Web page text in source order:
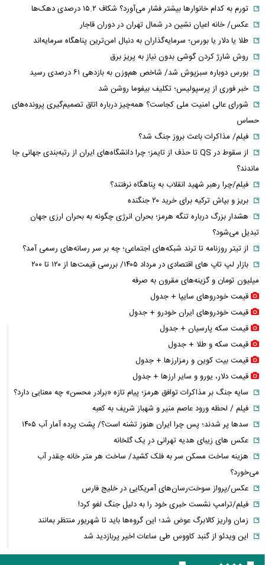
تورم به کدام خانوارها بیشتر فشار می‌آورد؟ شکاف ۱۵.۲ درصدی دهک‌ها
عکس/ خانه اعیان نشین در شمال تهران در دوران قاجار
طلا یا دلار یا بورس؛ سرمایه‌گذاران به دنبال امن‌ترین پناهگاه سرمایه‌اند
روش شارژ کردن گوشی بدون نیاز به پریز برق
بورس دوباره سبزپوش شد/ شاخص هم‌وزن به بازدهی ۶۱ درصدی رسید
خبر فوری از پرسپولیس؛ تکلیف بیفوما روشن شد
شورای عالی امنیت ملی کجاست؟ همه‌چیز درباره اتاق تصمیم‌گیری پرونده‌های
حساس
فیلم/ مذاکرات باعث بروز جنگ شد؟
از سقوط در QS تا حذف از تایمز؛ چرا دانشگاه‌های ایران از رتبه‌بندی جهانی جا
ماندند؟
فیلم/چرا رهبر شهید انقلاب به پناهگاه نرفتند؟
بریز و بپاش ترکیه برای خرید ۲۰ جنگنده
هشدار بزرگ درباره تنگه هرمز؛ بحران انرژی چگونه به بحران ارزی جهان
تبدیل می‌شود؟
از تیتر روزنامه تا ترند شبکه‌های اجتماعی؛ چه بر سر رسانه‌های رسمی آمد؟
بازار لپ‌ تاپ‌ های اقتصادی در مرداد ۱۴۰۵/ بررسی قیمت‌ها از ۱۲۰ تا ۲۰۰
میلیون تومان و گزینه‌های مقرون‌ به‌ صرفه
قیمت خودرو‌های سایپا + جدول
قیمت خودرو‌های ایران خودرو + جدول
قیمت سکه پارسیان + جدول
قیمت سکه و طلا + جدول
قیمت بیت کوین و رمزارز‌ها + جدول
قیمت دلار، یورو و سایر ارز‌ها + جدول
سایه جنگ بر مذاکرات توافق هرمز؛ پیام تازه «برادر محسن» چه معنایی دارد؟
فیلم / لحظه ورود عاصم منیر و شهباز شریف به کعبه
سدها پر شدند؛ پس چرا ایران هنوز تشنه است؟/ پشت پرده آمار آب ۱۴۰۵
عکس های زیبای هدیه تهرانی در یک گلخانه
هزینه ساخت مسکن سر به فلک کشید/ ساخت هر متر خانه چقدر آب
می‌خورد؟
عکس/پرواز سوخت‌رسان‌های آمریکایی در خلیج فارس
فیلم/ترامپ نشست خبری خود را به دلیل جنگ لغو کرد!
زمان واریز کالابرگ عوض شد؛ این گروه‌ها باید تا شهریور منتظر بمانند
این ویدئو از گنبد کاووس طی ساعات اخیر پربازدید شد
افشای شرط آمریکا برای پایان دادن به محاصره دریایی ایران